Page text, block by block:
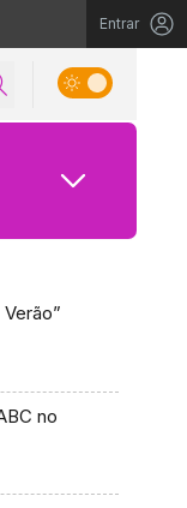
Entrar
no